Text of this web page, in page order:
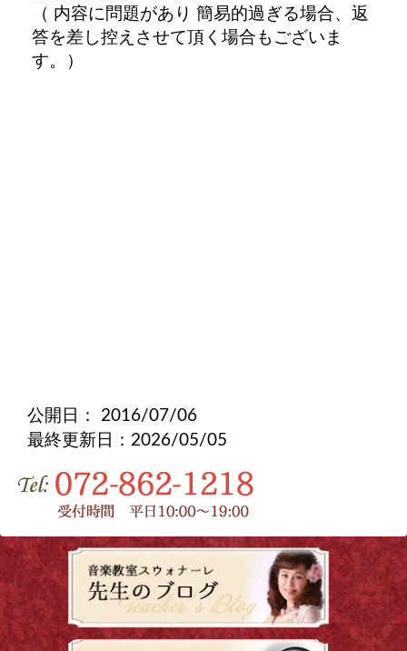
（ 内容に問題があり 簡易的過ぎる場合、返
答を差し控えさせて頂く場合もございま
す。）
公開日： 2016/07/06
最終更新日：2026/05/05